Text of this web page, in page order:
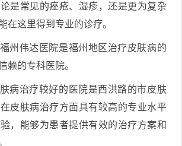
是常见的痤疮、湿疹，还是更为复杂
在这里得到专业的诊疗。
州伟达医院是福州地区治疗皮肤病的
赖的专科医院。
病治疗较好的医院是西洪路的市皮肤
皮肤病治疗方面具有较高的专业水平
，能够为患者提供有效的治疗方案和